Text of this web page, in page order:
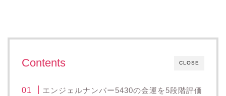
CLOSE
Contents
エンジェルナンバー5430の金運を5段階評価